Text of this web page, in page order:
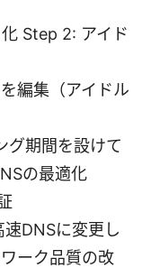
Step 2: アイド
編集（アイドル
グ期間を設けて
の最適化
DNSに変更し
ーク品質の改